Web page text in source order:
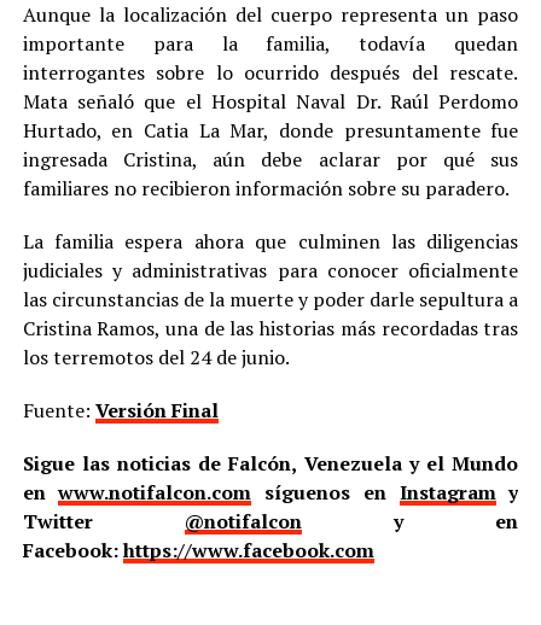
Aunque la localización del cuerpo representa un paso
importante para la familia, todavía quedan
interrogantes sobre lo ocurrido después del rescate.
Mata señaló que el Hospital Naval Dr. Raúl Perdomo
Hurtado, en Catia La Mar, donde presuntamente fue
ingresada Cristina, aún debe aclarar por qué sus
familiares no recibieron información sobre su paradero.
La familia espera ahora que culminen las diligencias
judiciales y administrativas para conocer oficialmente
las circunstancias de la muerte y poder darle sepultura a
Cristina Ramos, una de las historias más recordadas tras
los terremotos del 24 de junio.
Fuente: Versión Final
Sigue las noticias de Falcón, Venezuela y el Mundo
enwww.notifalcon.com síguenos en Instagramy
Twitter @notifalcony en
Facebook:https://www.facebook.com